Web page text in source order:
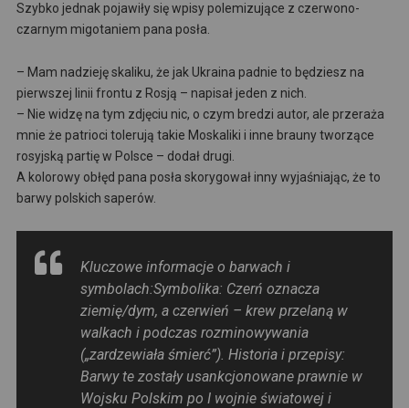
Szybko jednak pojawiły się wpisy polemizujące z czerwono-
czarnym migotaniem pana posła.
– Mam nadzieję skaliku, że jak Ukraina padnie to będziesz na
pierwszej linii frontu z Rosją – napisał jeden z nich.
– Nie widzę na tym zdjęciu nic, o czym bredzi autor, ale przeraża
mnie że patrioci tolerują takie Moskaliki i inne brauny tworzące
rosyjską partię w Polsce – dodał drugi.
A kolorowy obłęd pana posła skorygował inny wyjaśniając, że to
barwy polskich saperów.
Kluczowe informacje o barwach i
symbolach:Symbolika: Czerń oznacza
ziemię/dym, a czerwień – krew przelaną w
walkach i podczas rozminowywania
(„zardzewiała śmierć”). Historia i przepisy:
Barwy te zostały usankcjonowane prawnie w
Wojsku Polskim po I wojnie światowej i